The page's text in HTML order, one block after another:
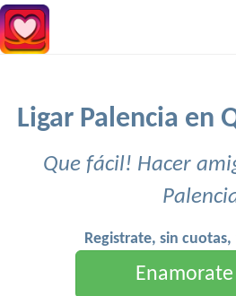
Ligar Palencia en
Que fácil! Hacer
Registrate, sin cuotas,
Enamorate